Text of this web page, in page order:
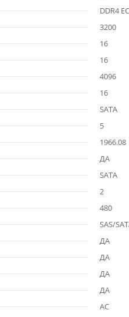
DDR4
3200
16
16
4096
16
SATA
5
1966.08
ДА
SATA
2
480
SAS/
ДА
ДА
ДА
ДА
AC